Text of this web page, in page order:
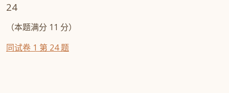
24
（本题满分 11 分）
同试卷 1 第 24 题